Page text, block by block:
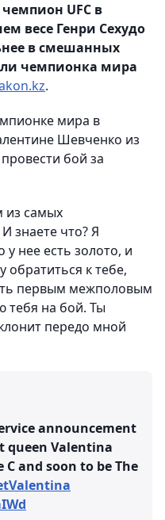
UFC в
весе Генри Сехудо
в смешанных
чемпионка мира
.
мира в
Шевченко из
бой за
из самых
знаете что? Я
нее есть золото, и
обратиться к тебе,
первым межполовым
на бой. Ты
передо мной
announcement
queen Valentina
C and soon to be The